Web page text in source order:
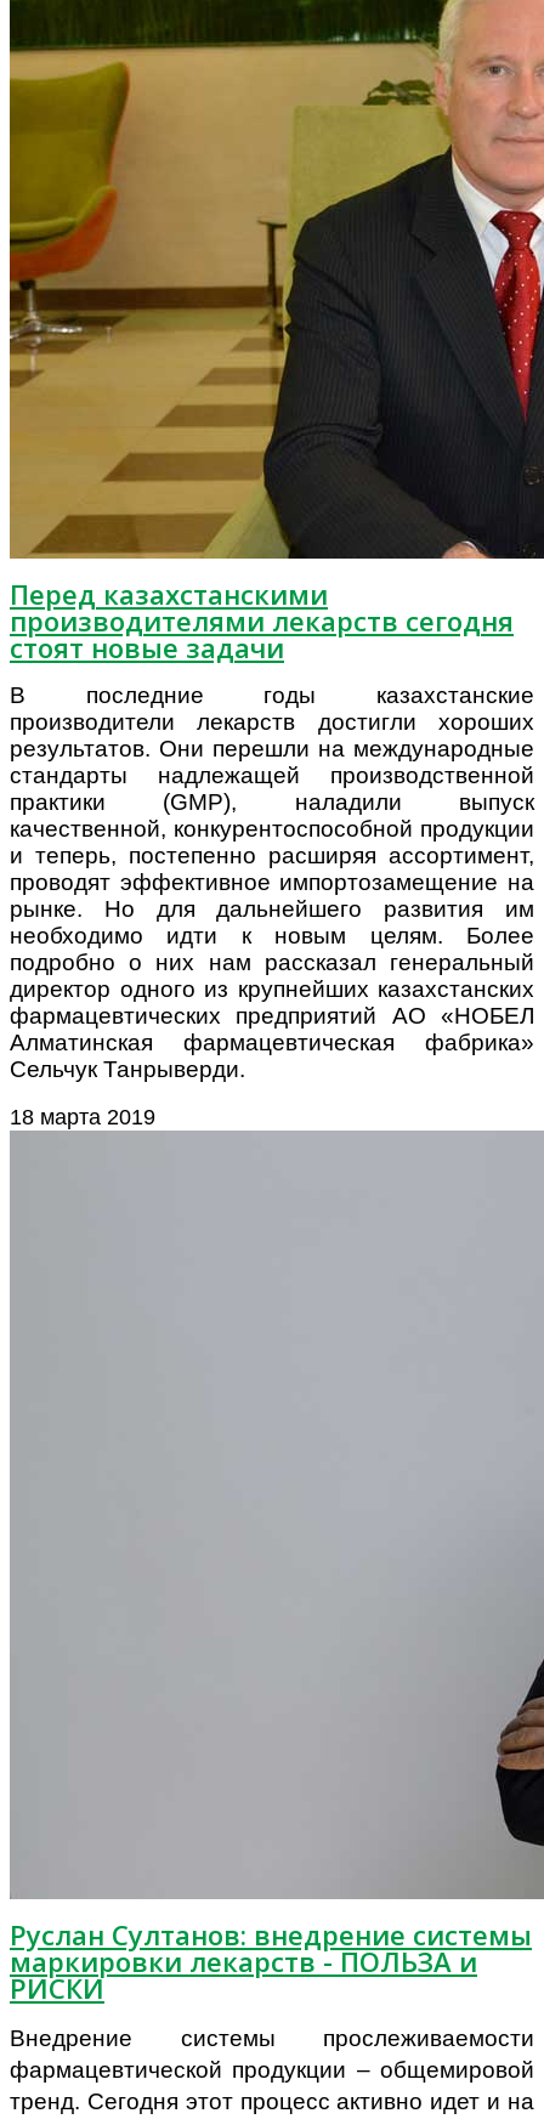
Перед казахстанскими
производителями лекарств сегодня
стоят новые задачи
В последние годы казахстанские
производители лекарств достигли хороших
результатов. Они перешли на международные
стандарты надлежащей производственной
практики (GMP), наладили выпуск
качественной, конкурентоспособной продукции
и теперь, постепенно расширяя ассортимент,
проводят эффективное импортозамещение на
рынке. Но для дальнейшего развития им
необходимо идти к новым целям. Более
подробно о них нам рассказал генеральный
директор одного из крупнейших казахстанских
фармацевтических предприятий АО «НОБЕЛ
Алматинская фармацевтическая фабрика»
Сельчук Танрыверди.
18 марта 2019
Руслан Султанов: внедрение системы
маркировки лекарств - ПОЛЬЗА и
РИСКИ
Внедрение системы прослеживаемости
фармацевтической продукции – общемировой
тренд. Сегодня этот процесс активно идет и на